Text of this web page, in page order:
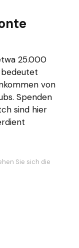
25.000
bedeutet
von
Spenden
sind hier
Sie sich die